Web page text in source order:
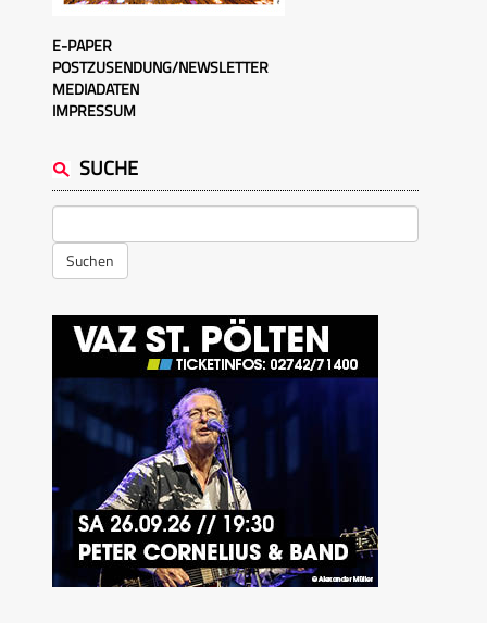
E-PAPER
POSTZUSENDUNG/NEWSLETTER
MEDIADATEN
IMPRESSUM
SUCHE
Suchen